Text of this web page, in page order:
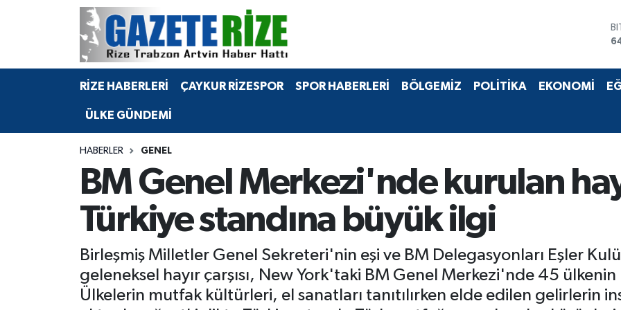
RİZE HABERLERİ ÇAYKUR RİZESPOR SPOR HABERLERİ BÖLGEMİZ POLİTİKA EKONOMİ
ÜLKE GÜNDEMİ
HABERLER GENEL
BM Genel Merkezi'nde kurulan
Türkiye standına büyük ilgi
Birleşmiş Milletler Genel Sekreteri'nin eşi ve BM Delegasyonları Eşler
geleneksel hayır çarşısı, New York'taki BM Genel Merkezi'nde 45 ülkenin
Ülkelerin mutfak kültürleri, el sanatları tanıtılırken elde edilen gelirlerin
BÖLGEMİZ
Bilim Teknoloji
Advertising news
Canlı Maç
Merkez Nöbetçi Eczaneler
Merkez Hava Durumu
Merkez Trafik Yoğunluk Haritası
Tüm Manşetler
Son Dakika Haberleri
Haber Arşivi